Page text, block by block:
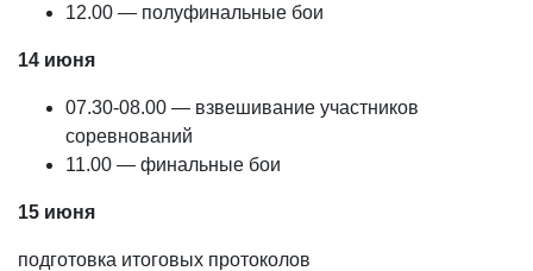
12.00 — полуфинальные бои
14 июня
07.30-08.00 — взвешивание участников
соревнований
11.00 — финальные бои
15 июня
подготовка итоговых протоколов